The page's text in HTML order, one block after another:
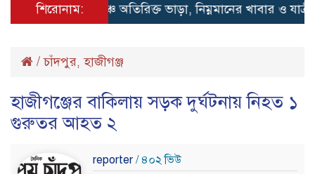
শিরোনাম:লঞ্চে অতিরিক্ত ভাড়া, নিম্নমানের খাবার ও যাত্রী
/চাঁদপুর,হাজীগঞ্জ
হাজীগঞ্জের বাকিলায় সড়ক দুর্ঘটনায় নিহত ১
গুরুতর আহত ২
reporter / ৪০২ ভিউ